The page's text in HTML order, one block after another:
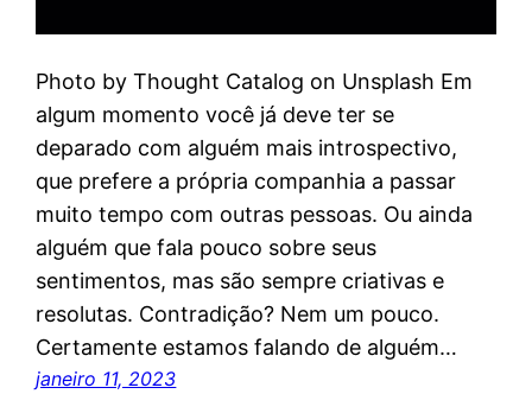
Photo by Thought Catalog on Unsplash Em
algum momento você já deve ter se
deparado com alguém mais introspectivo,
que prefere a própria companhia a passar
muito tempo com outras pessoas. Ou ainda
alguém que fala pouco sobre seus
sentimentos, mas são sempre criativas e
resolutas. Contradição? Nem um pouco.
Certamente estamos falando de alguém…
janeiro 11, 2023